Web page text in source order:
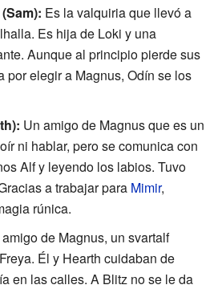
(Sam): Es la valquiria que llevó a
Es hija de Loki y una
Aunque al principio pierde sus
por elegir a Magnus, Odín se los
Un amigo de Magnus que es un
ni hablar, pero se comunica con
Alf y leyendo los labios. Tuvo
a trabajar para Mimir,
rúnica.
de Magnus, un svartalf
Él y Hearth cuidaban de
en las calles. A Blitz no se le da